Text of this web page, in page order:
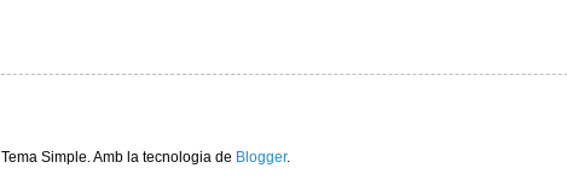
Tema Simple. Amb la tecnologia de Blogger.